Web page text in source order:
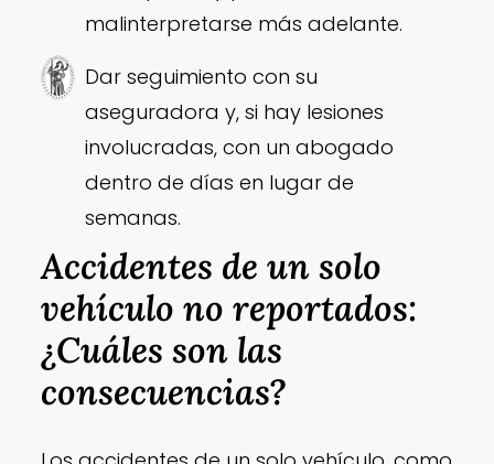
malinterpretarse más adelante.
Dar seguimiento con su
aseguradora y, si hay lesiones
involucradas, con un abogado
dentro de días en lugar de
semanas.
Accidentes de un solo
vehículo no reportados:
¿Cuáles son las
consecuencias?